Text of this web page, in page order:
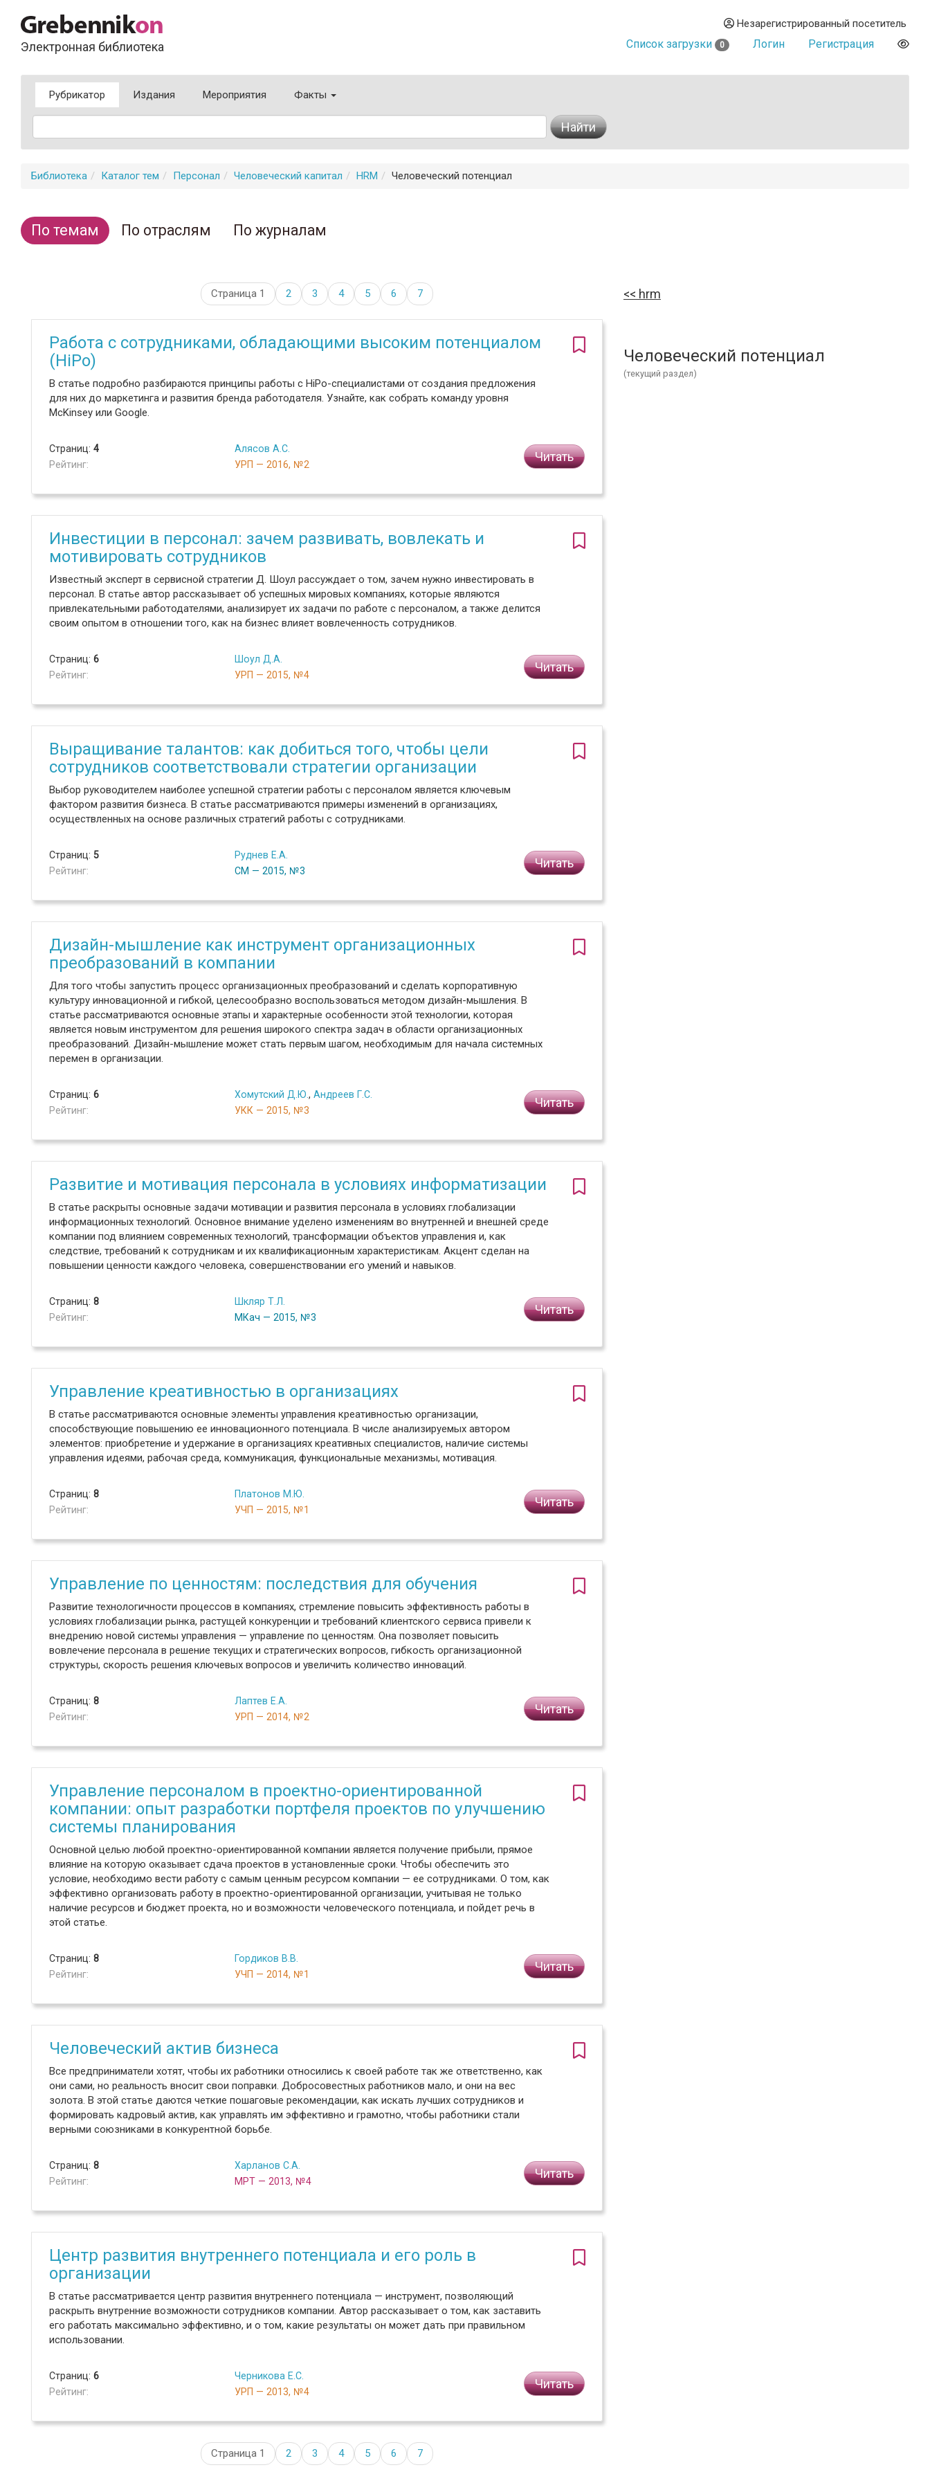
Электронная библиотека
Незарегистрированный посетитель
Список загрузки 0 Логин Регистрация
Рубрикатор Издания Мероприятия Факты
Найти
Библиотека Каталог тем Персонал Человеческий капитал HRM Человеческий потенциал
По темам По отраслям По журналам
Страница 1 2 3 4 5 6 7
Работа с сотрудниками, обладающими высоким потенциалом
(HiPo)
В статье подробно разбираются принципы работы с HiPo-специалистами от создания предложения
для них до маркетинга и развития бренда работодателя. Узнайте, как собрать команду уровня
McKinsey или Google.
Страниц: 4
Рейтинг:
Алясов А.С.
УРП — 2016, №2
Читать
Инвестиции в персонал: зачем развивать, вовлекать и
мотивировать сотрудников
Известный эксперт в сервисной стратегии Д. Шоул рассуждает о том, зачем нужно инвестировать в
персонал. В статье автор рассказывает об успешных мировых компаниях, которые являются
привлекательными работодателями, анализирует их задачи по работе с персоналом, а также делится
своим опытом в отношении того, как на бизнес влияет вовлеченность сотрудников.
Страниц: 6
Рейтинг:
Шоул Д.А.
УРП — 2015, №4
Читать
Выращивание талантов: как добиться того, чтобы цели
сотрудников соответствовали стратегии организации
Выбор руководителем наиболее успешной стратегии работы с персоналом является ключевым
фактором развития бизнеса. В статье рассматриваются примеры изменений в организациях,
осуществленных на основе различных стратегий работы с сотрудниками.
Страниц: 5
Рейтинг:
Руднев Е.А.
СМ — 2015, №3
Читать
Дизайн-мышление как инструмент организационных
преобразований в компании
Для того чтобы запустить процесс организационных преобразований и сделать корпоративную
культуру инновационной и гибкой, целесообразно воспользоваться методом дизайн-мышления. В
статье рассматриваются основные этапы и характерные особенности этой технологии, которая
является новым инструментом для решения широкого спектра задач в области организационных
преобразований. Дизайн-мышление может стать первым шагом, необходимым для начала системных
перемен в организации.
Страниц: 6
Рейтинг:
Хомутский Д.Ю. , Андреев Г.С.
УКК — 2015, №3
Читать
Развитие и мотивация персонала в условиях информатизации
В статье раскрыты основные задачи мотивации и развития персонала в условиях глобализации
информационных технологий. Основное внимание уделено изменениям во внутренней и внешней среде
компании под влиянием современных технологий, трансформации объектов управления и, как
следствие, требований к сотрудникам и их квалификационным характеристикам. Акцент сделан на
повышении ценности каждого человека, совершенствовании его умений и навыков.
Страниц: 8
Рейтинг:
Шкляр Т.Л.
МКач — 2015, №3
Читать
Управление креативностью в организациях
В статье рассматриваются основные элементы управления креативностью организации,
способствующие повышению ее инновационного потенциала. В числе анализируемых автором
элементов: приобретение и удержание в организациях креативных специалистов, наличие системы
управления идеями, рабочая среда, коммуникация, функциональные механизмы, мотивация.
Страниц: 8
Рейтинг:
Платонов М.Ю.
УЧП — 2015, №1
Читать
Управление по ценностям: последствия для обучения
Развитие технологичности процессов в компаниях, стремление повысить эффективность работы в
условиях глобализации рынка, растущей конкуренции и требований клиентского сервиса привели к
внедрению новой системы управления — управление по ценностям. Она позволяет повысить
вовлечение персонала в решение текущих и стратегических вопросов, гибкость организационной
структуры, скорость решения ключевых вопросов и увеличить количество инноваций.
Страниц: 8
Рейтинг:
Лаптев Е.А.
УРП — 2014, №2
Читать
Управление персоналом в проектно-ориентированной
компании: опыт разработки портфеля проектов по улучшению
системы планирования
Основной целью любой проектно-ориентированной компании является получение прибыли, прямое
влияние на которую оказывает сдача проектов в установленные сроки. Чтобы обеспечить это
условие, необходимо вести работу с самым ценным ресурсом компании — ее сотрудниками. О том, как
эффективно организовать работу в проектно-ориентированной организации, учитывая не только
наличие ресурсов и бюджет проекта, но и возможности человеческого потенциала, и пойдет речь в
этой статье.
Страниц: 8
Рейтинг:
Гордиков В.В.
УЧП — 2014, №1
Читать
Человеческий актив бизнеса
Все предприниматели хотят, чтобы их работники относились к своей работе так же ответственно, как
они сами, но реальность вносит свои поправки. Добросовестных работников мало, и они на вес
золота. В этой статье даются четкие пошаговые рекомендации, как искать лучших сотрудников и
формировать кадровый актив, как управлять им эффективно и грамотно, чтобы работники стали
верными союзниками в конкурентной борьбе.
Страниц: 8
Рейтинг:
Харланов С.А.
МРТ — 2013, №4
Читать
Центр развития внутреннего потенциала и его роль в
организации
В статье рассматривается центр развития внутреннего потенциала — инструмент, позволяющий
раскрыть внутренние возможности сотрудников компании. Автор рассказывает о том, как заставить
его работать максимально эффективно, и о том, какие результаты он может дать при правильном
использовании.
Страниц: 6
Рейтинг:
Черникова Е.С.
УРП — 2013, №4
Читать
Страница 1 2 3 4 5 6 7
hrm
Человеческий потенциал
(текущий раздел)